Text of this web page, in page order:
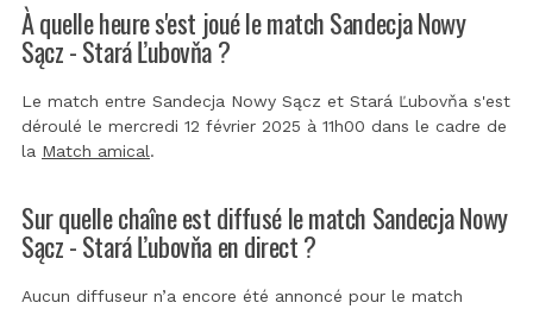
À quelle heure s'est joué le match Sandecja Nowy
Sącz - Stará Ľubovňa ?
Le match entre Sandecja Nowy Sącz et Stará Ľubovňa s'est
déroulé le mercredi 12 février 2025 à 11h00 dans le cadre de
la Match amical.
Sur quelle chaîne est diffusé le match Sandecja Nowy
Sącz - Stará Ľubovňa en direct ?
Aucun diffuseur n’a encore été annoncé pour le match